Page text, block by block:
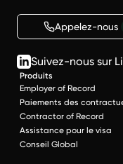
Appelez-nous
Suivez-nous sur
Produits
Employer of Record
Paiements des
Contractor of Record
Assistance pour le visa
Conseil Global